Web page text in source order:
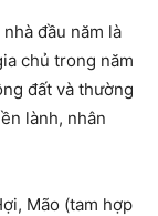
đầu năm là
chủ trong năm
đất và thường
lành, nhân
Mão (tam hợp